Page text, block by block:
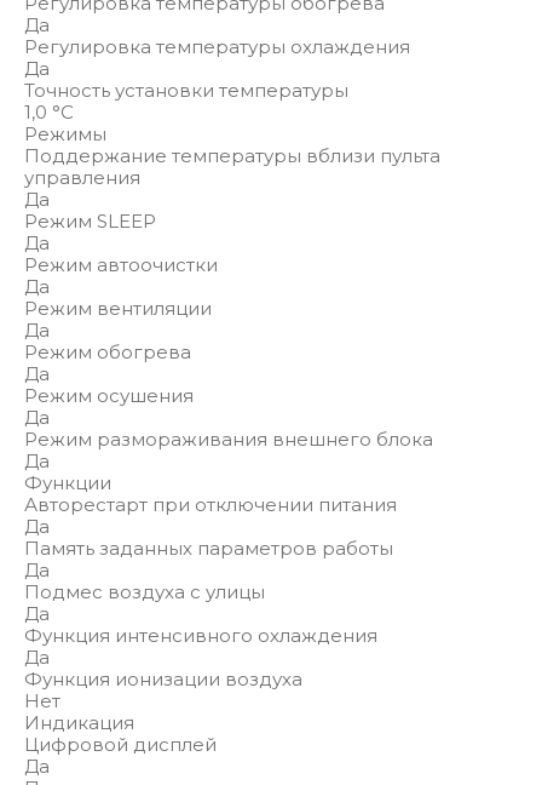
Да
Регулировка температуры охлаждения
Да
Точность установки температуры
1,0 °С
Режимы
Поддержание температуры вблизи пульта
управления
Да
Режим SLEEP
Да
Режим автоочистки
Да
Режим вентиляции
Да
Режим обогрева
Да
Режим осушения
Да
Режим размораживания внешнего блока
Да
Функции
Авторестарт при отключении питания
Да
Память заданных параметров работы
Да
Подмес воздуха с улицы
Да
Функция интенсивного охлаждения
Да
Функция ионизации воздуха
Нет
Индикация
Цифровой дисплей
Да